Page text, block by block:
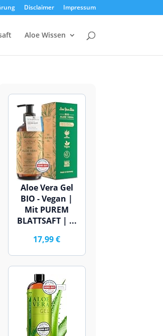
Disclaimer Impressum
Aloe Wissen
Aloe Vera Gel
BIO - Vegan |
Mit PUREM
BLATTSAFT | ...
17,99 €